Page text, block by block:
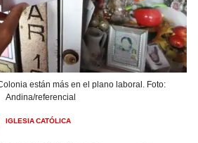
están más en el plano laboral. Foto:
Andina/referencial
IGLESIA CATÓLICA